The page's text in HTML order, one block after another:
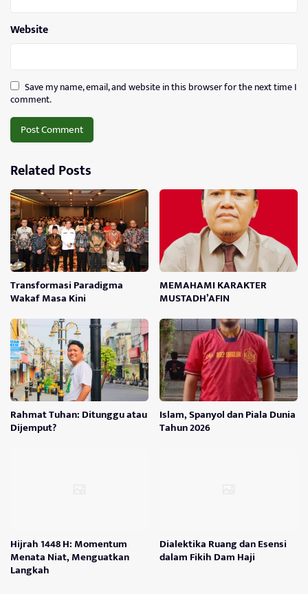
Website
Save my name, email, and website in this browser for the next time I
comment.
Related Posts
Transformasi Paradigma
Wakaf Masa Kini
MEMAHAMI KARAKTER
MUSTADH’AFIN
Rahmat Tuhan: Ditunggu atau
Dijemput?
Islam, Spanyol dan Piala Dunia
Tahun 2026
Hijrah 1448 H: Momentum
Menata Niat, Menguatkan
Langkah
Dialektika Ruang dan Esensi
dalam Fikih Dam Haji